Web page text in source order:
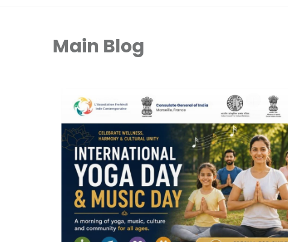
Main Blog